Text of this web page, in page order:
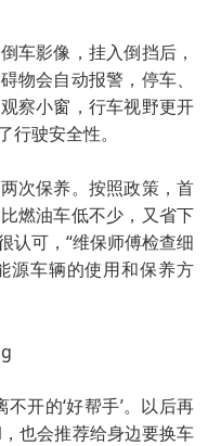
车影像，挂入倒挡后，
物会自动报警，停车、
察小窗，行车视野更开
驶安全性。
次保养。按照政策，首
燃油车低不少，又省下
认可，“维保师傅检查细
源车辆的使用和保养方
开的‘好帮手’。以后再
也会推荐给身边要换车